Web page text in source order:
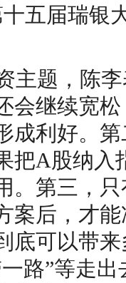
五届瑞银
主题，陈
会继续宽
成利好。
把A股纳入
。第三，
案后，才
底可以带
路”等走